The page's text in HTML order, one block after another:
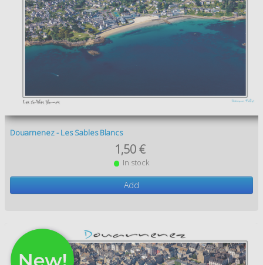
Douarnenez - Les Sables Blancs
1,50 €
In stock
Add